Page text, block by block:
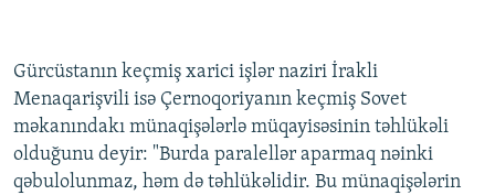
Gürcüstanın keçmiş xarici işlər naziri İrakli
Menaqarişvili isə Çernoqoriyanın keçmiş Sovet
məkanındakı münaqişələrlə müqayisəsinin təhlükəli
olduğunu deyir: "Burda paralellər aparmaq nəinki
qəbulolunmaz, həm də təhlükəlidir. Bu münaqişələrin